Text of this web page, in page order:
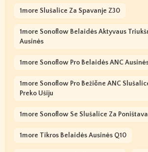
1more Slušalice Za Spavanje Z30
1more Sonoflow Belaidės Aktyvaus
Ausinės
1more Sonoflow Pro Belaidės ANC
1more Sonoflow Pro Bežične ANC
Preko Ušiju
1more Sonoflow Se Slušalice Za
1more Tikros Belaidės Ausinės Q10